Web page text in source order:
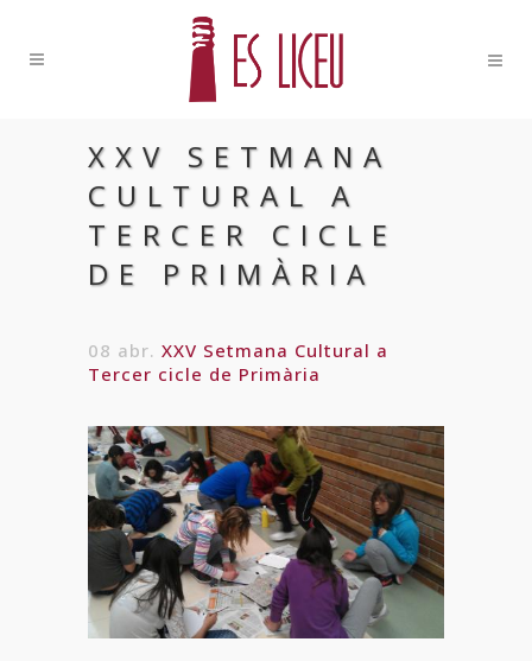
XXV SETMANA
CULTURAL A
TERCER CICLE
DE PRIMÀRIA
08 abr. XXV Setmana Cultural a
Tercer cicle de Primària